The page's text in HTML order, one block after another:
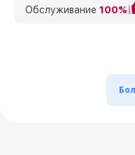
Обслуживание 100%